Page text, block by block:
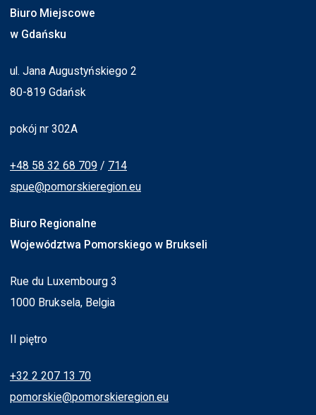
Biuro Miejscowe
w Gdańsku
ul. Jana Augustyńskiego 2
80-819 Gdańsk
pokój nr 302A
+48 58 32 68 709 / 714
spue@pomorskieregion.eu
Biuro Regionalne
Województwa Pomorskiego w Brukseli
Rue du Luxembourg 3
1000 Bruksela, Belgia
II piętro
+32 2 207 13 70
pomorskie@pomorskieregion.eu